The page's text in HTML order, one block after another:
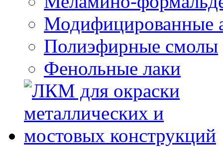
Модифицированные
Полиэфирные смолы
Фенольные лаки